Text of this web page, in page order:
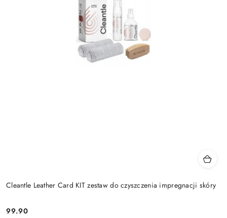
Cleantle Leather Card KIT zestaw do czyszczenia impregnacji skóry
99.90